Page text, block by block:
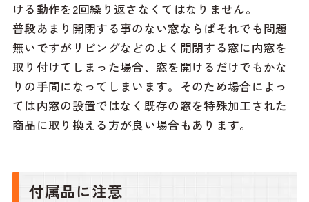
ける動作を2回繰り返さなくてはなりません。
普段あまり開閉する事のない窓ならばそれでも問題
無いですがリビングなどのよく開閉する窓に内窓を
取り付けてしまった場合、窓を開けるだけでもかな
りの手間になってしまいます。そのため場合によっ
ては内窓の設置ではなく既存の窓を特殊加工された
商品に取り換える方が良い場合もあります。
付属品に注意